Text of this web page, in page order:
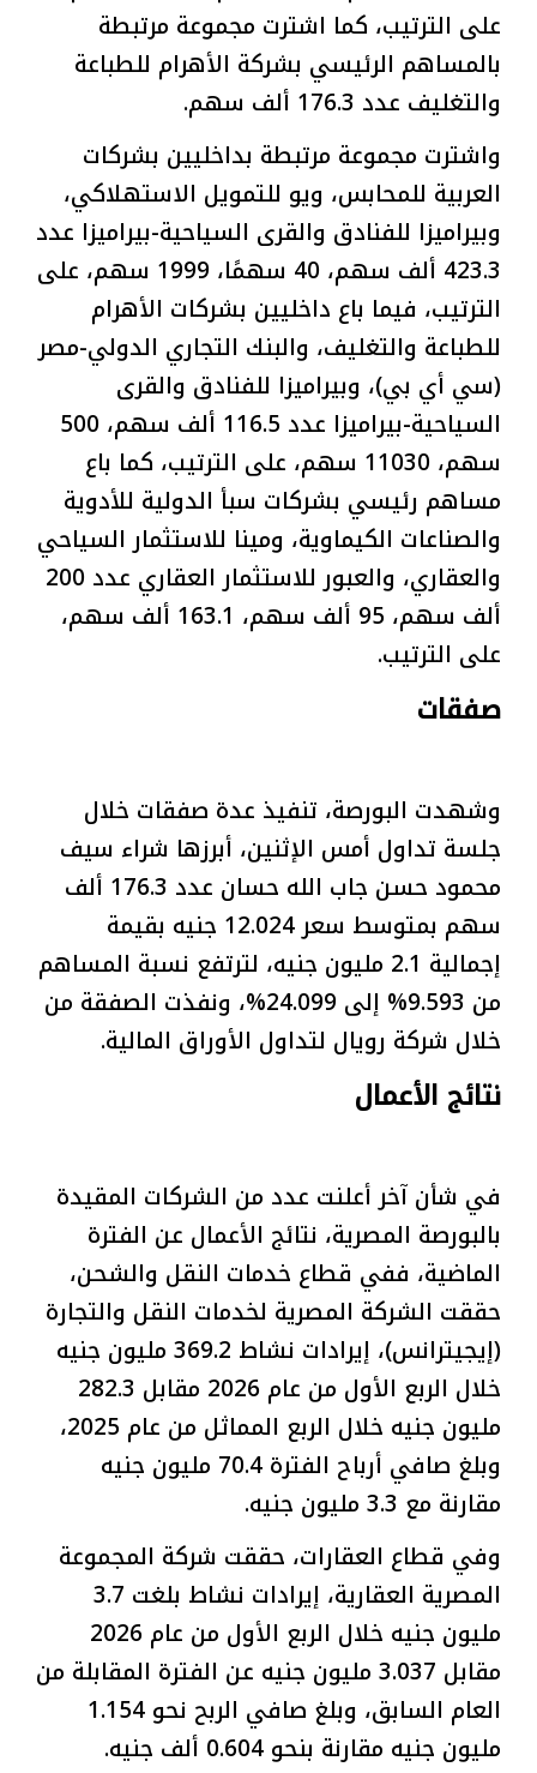
على الترتيب، كما اشترت مجموعة مرتبطة
بالمساهم الرئيسي بشركة الأهرام للطباعة
والتغليف عدد 176.3 ألف سهم.
واشترت مجموعة مرتبطة بداخليين بشركات
العربية للمحابس، ويو للتمويل الاستهلاكي،
وبيراميزا للفنادق والقرى السياحية-بيراميزا عدد
423.3 ألف سهم، 40 سهمًا، 1999 سهم، على
الترتيب، فيما باع داخليين بشركات الأهرام
للطباعة والتغليف، والبنك التجاري الدولي-مصر
(سي أي بي)، وبيراميزا للفنادق والقرى
السياحية-بيراميزا عدد 116.5 ألف سهم، 500
سهم، 11030 سهم، على الترتيب، كما باع
مساهم رئيسي بشركات سبأ الدولية للأدوية
والصناعات الكيماوية، ومينا للاستثمار السياحي
والعقاري، والعبور للاستثمار العقاري عدد 200
ألف سهم، 95 ألف سهم، 163.1 ألف سهم،
على الترتيب.
صفقات
وشهدت البورصة، تنفيذ عدة صفقات خلال
جلسة تداول أمس الإثنين، أبرزها شراء سيف
محمود حسن جاب الله حسان عدد 176.3 ألف
سهم بمتوسط سعر 12.024 جنيه بقيمة
إجمالية 2.1 مليون جنيه، لترتفع نسبة المساهم
من 9.593% إلى 24.099%، ونفذت الصفقة من
خلال شركة رويال لتداول الأوراق المالية.
نتائج الأعمال
في شأن آخر أعلنت عدد من الشركات المقيدة
بالبورصة المصرية، نتائج الأعمال عن الفترة
الماضية، ففي قطاع خدمات النقل والشحن،
حققت الشركة المصرية لخدمات النقل والتجارة
(إيجيترانس)، إيرادات نشاط 369.2 مليون جنيه
خلال الربع الأول من عام 2026 مقابل 282.3
مليون جنيه خلال الربع المماثل من عام 2025،
وبلغ صافي أرباح الفترة 70.4 مليون جنيه
مقارنة مع 3.3 مليون جنيه.
وفي قطاع العقارات، حققت شركة المجموعة
المصرية العقارية، إيرادات نشاط بلغت 3.7
مليون جنيه خلال الربع الأول من عام 2026
مقابل 3.037 مليون جنيه عن الفترة المقابلة من
العام السابق، وبلغ صافي الربح نحو 1.154
مليون جنيه مقارنة بنحو 0.604 ألف جنيه.